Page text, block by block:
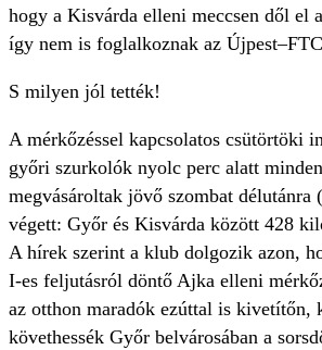
hogy a Kisvárda elleni meccsen dől el
így nem is foglalkoznak az
S milyen jól tették!
A mérkőzéssel kapcsolatos csütörtöki
győri szurkolók nyolc perc alatt
megvásároltak jövő szombat délutánra
végett: Győr és Kisvárda között 428
A hírek szerint a klub dolgozik azon,
I-es feljutásról döntő Ajka elleni
az otthon maradók ezúttal is kivetítőn,
követhessék Győr belvárosában a